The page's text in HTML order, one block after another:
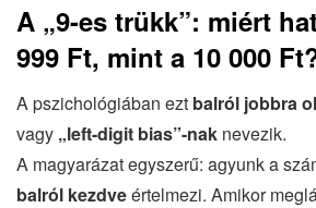
A „9-es trükk”: miért
999 Ft, mint a 10 000
A pszichológiában ezt balról jobbra
vagy „left-digit bias”-nak nevezik.
A magyarázat egyszerű: agyunk a
balról kezdveértelmezi. Amikor